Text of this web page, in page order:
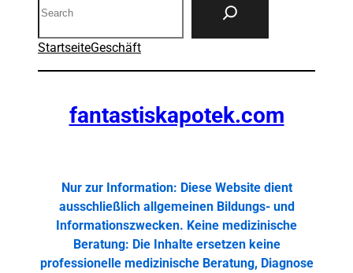
StartseiteGeschäft
fantastiskapotek.com
Nur zur Information: Diese Website dient
ausschließlich allgemeinen Bildungs- und
Informationszwecken. Keine medizinische
Beratung: Die Inhalte ersetzen keine
professionelle medizinische Beratung, Diagnose